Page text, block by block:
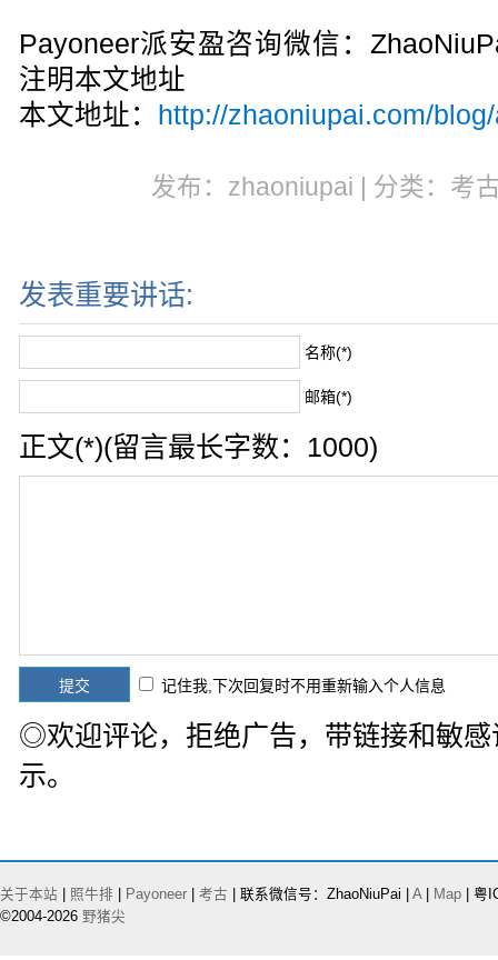
Payoneer派安盈咨询微信：
注明本文地址
本文地址：
http://zhaoniupai.com/
发布：zhaoniupai | 分类：考
发表重要讲话:
名称(*)
邮箱(*)
正文(*)(留言最长字数：1000)
记住我,下次回复时不用重新输入个人信息
◎欢迎评论，拒绝广告，带链接和敏
示。
关于本站 照牛排 Payoneer 考古 | 联系微信号：ZhaoNiuPai | A| Map | 粤
©2004-2026 野猪尖